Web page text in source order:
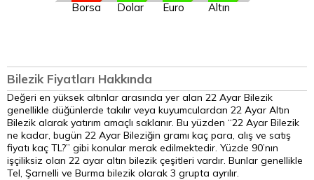
Borsa Dolar Euro Altın
Bilezik Fiyatları Hakkında
Değeri en yüksek altınlar arasında yer alan 22 Ayar Bilezik
genellikle düğünlerde takılır veya kuyumculardan 22 Ayar Altın
Bilezik alarak yatırım amaçlı saklanır. Bu yüzden “22 Ayar Bilezik
ne kadar, bugün 22 Ayar Bileziğin gramı kaç para, alış ve satış
fiyatı kaç TL?” gibi konular merak edilmektedir. Yüzde 90’nın
işçiliksiz olan 22 ayar altın bilezik çeşitleri vardır. Bunlar genellikle
Tel, Şarnelli ve Burma bilezik olarak 3 grupta ayrılır.